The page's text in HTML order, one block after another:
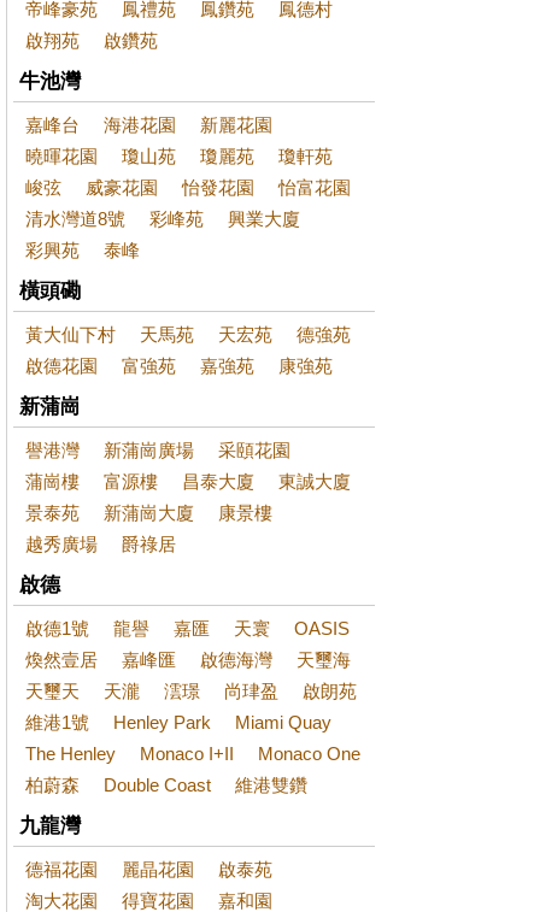
帝峰豪苑
鳳禮苑 鳳鑽苑
鳳德村
啟翔苑
啟鑽苑
牛池灣
嘉峰台 海港花園
新麗花園
曉暉花園
瓊山苑 瓊麗苑
瓊軒苑
峻弦
威豪花園 怡發花園
怡富花園
清水灣道8號
彩峰苑
興業大廈
彩興苑
泰峰
橫頭磡
黃大仙下村 天馬苑 天宏苑
德強苑
啟德花園
富強苑 嘉強苑 康強苑
新蒲崗
譽港灣 新蒲崗廣場
采頤花園
蒲崗樓
富源樓 昌泰大廈
東誠大廈
景泰苑
新蒲崗大廈
康景樓
越秀廣場
爵祿居
啟德
啟德1號 龍譽 嘉匯 天寰
OASIS
煥然壹居
嘉峰匯 啟德海灣
天璽海
天璽天
天瀧 澐璟 尚珒盈
啟朗苑
維港1號
Henley Park
Miami Quay
The Henley
Monaco I+II
Monaco One
柏蔚森
Double Coast 維港雙鑽
九龍灣
德福花園 麗晶花園
啟泰苑
淘大花園
得寶花園 嘉和園